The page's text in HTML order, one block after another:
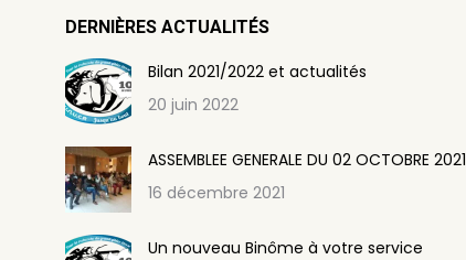
DERNIÈRES ACTUALITÉS
Bilan 2021/2022 et actualités
20 juin 2022
ASSEMBLEE GENERALE DU 02 OCTOBRE 2021
16 décembre 2021
Un nouveau Binôme à votre service